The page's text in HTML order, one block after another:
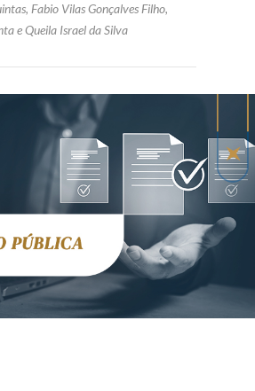
Zênite Online
Zênite in Company
Diferenciais
Receba por RSS
de Setembro, 4698
CEP80240-000
(41) 2109-8666
, Fabio Vilas Gonçalves Filho,
eQueila Israel da Silva